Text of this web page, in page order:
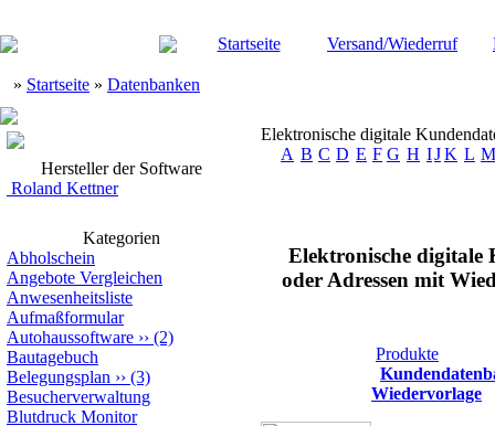
Startseite Versand/Wiederruf
» Startseite » Datenbanken
Hersteller der Software
Roland Kettner
Kategorien
Abholschein
Angebote Vergleichen
Anwesenheitsliste
Aufmaßformular
Autohaussoftware ›› (2)
Bautagebuch
Belegungsplan ›› (3)
Besucherverwaltung
Blutdruck Monitor
Elektronische digitale
A B C D E F G H IJK L M
Elektronische digitale
oder Adressen mit
Produkte
Wiedervorlage